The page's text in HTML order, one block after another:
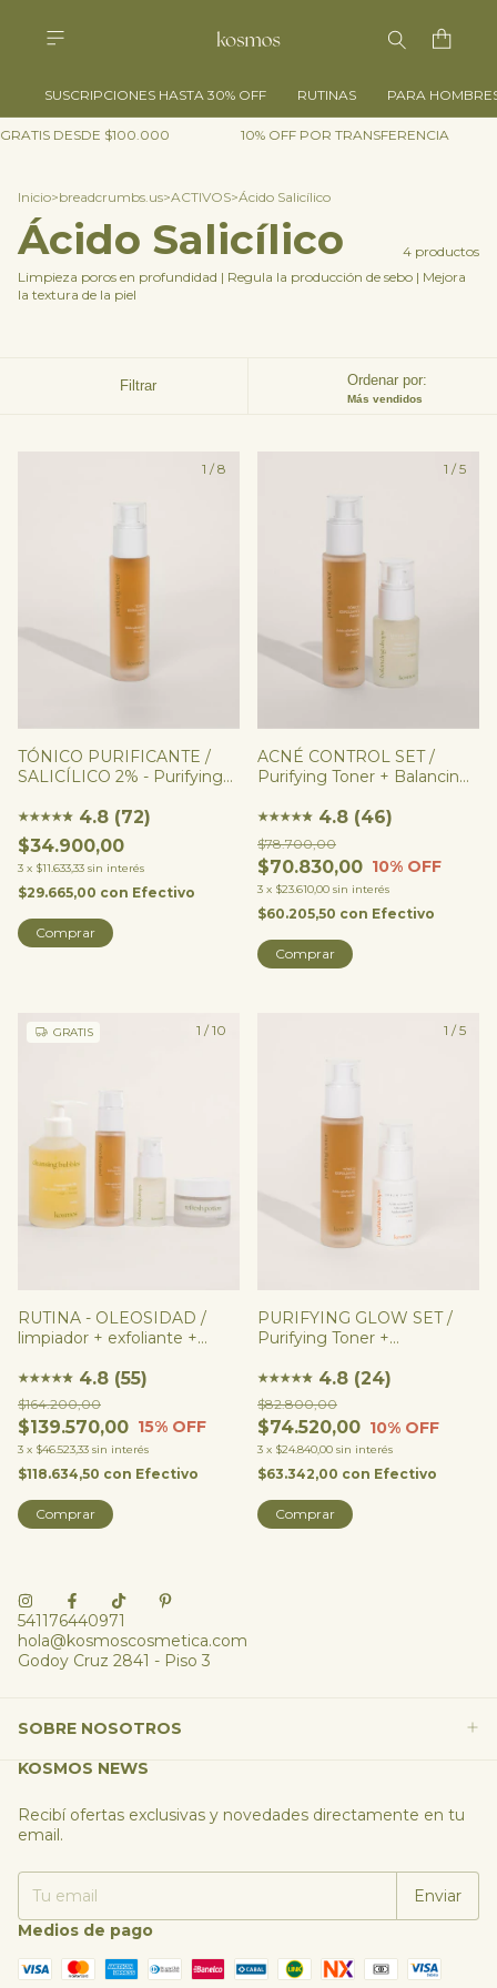
SUSCRIPCIONES HASTA 30% OFF RUTINAS PARA
DESDE $100.000 10% OFF POR TRANSFERENCIA
Inicio>breadcrumbs.us>ACTIVOS>Ácido Salicílico
Ácido Salicílico
4 productos
Limpieza poros en profundidad | Regula la producción de sebo | Mejora
la textura de la piel
Filtrar Ordenar por:
Más vendidos
1 /8
TÓNICO PURIFICANTE /
SALICÍLICO 2% - Purifying
★★★★★
★ 4.8 (72)
$34.900,00
3 x $11.633,33 sin interés
$29.665,00 con Efectivo
1 /5
ACNÉ CONTROL SET /
Purifying Toner + Balancing
★★★★★
★ 4.8 (46)
$70.830,00
$78.700,00
10% OFF
3 x $23.610,00 sin interés
$60.205,50 con Efectivo
1 /10
GRATIS
RUTINA - OLEOSIDAD /
limpiador + exfoliante +
★★★★★
★ 4.8 (55)
$139.570,00
$164.200,00
15% OFF
3 x $46.523,33 sin interés
$118.634,50 con Efectivo
Comprar
1 /5
PURIFYING GLOW SET /
Purifying Toner +
★★★★★
★ 4.8 (24)
$74.520,00
$82.800,00
10% OFF
3 x $24.840,00 sin interés
$63.342,00 con Efectivo
541176440971
hola@kosmoscosmetica.com
Godoy Cruz 2841 - Piso 3
SOBRE NOSOTROS
KOSMOS NEWS
Recibí ofertas exclusivas y novedades directamente en tu
email.
Medios de pago